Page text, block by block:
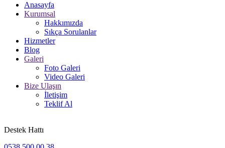
Anasayfa
Kurumsal
Hakkımızda
Sıkça Sorulanlar
Hizmetler
Blog
Galeri
Foto Galeri
Video Galeri
Bize Ulaşın
İletişim
Teklif Al
Destek Hattı